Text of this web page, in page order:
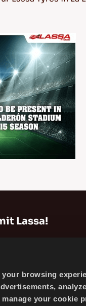
browsing
your cookie
Lassa!